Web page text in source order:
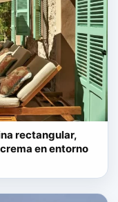
rectangular,
en entorno